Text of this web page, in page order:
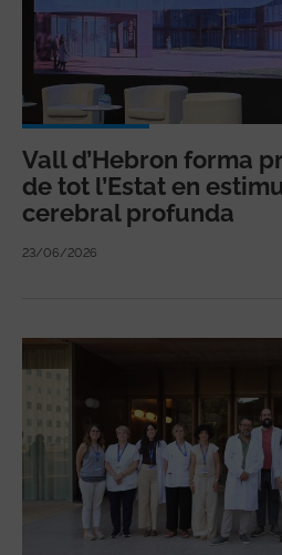
Vall d’Hebron forma
de tot l’Estat en
cerebral profunda
23/06/2026